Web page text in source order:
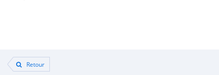
Retour